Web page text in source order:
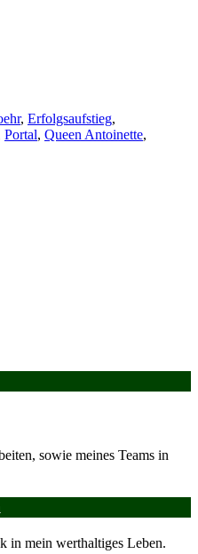
, Erfolgsaufstieg,
Portal, Queen Antoinette,
sowie meines Teams in
in mein werthaltiges Leben.